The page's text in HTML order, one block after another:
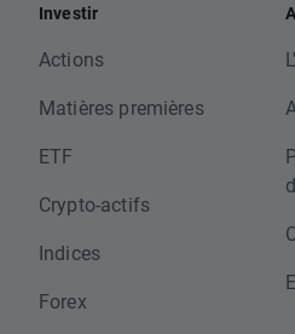
Investir
Actions
Matières premières
ETF
Crypto-actifs
Indices
Forex